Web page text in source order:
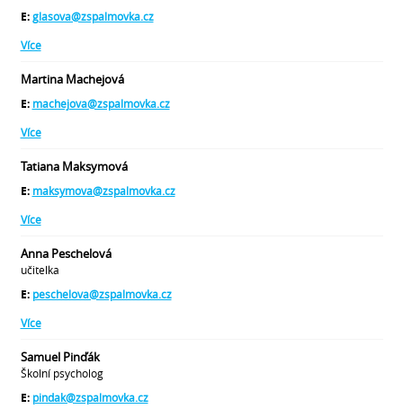
E:glasova@zspalmovka.cz
Více
Martina Machejová
E: machejova@zspalmovka.cz
Více
Tatiana Maksymová
E: maksymova@zspalmovka.cz
Více
Anna Peschelová
učitelka
E: peschelova@zspalmovka.cz
Více
Samuel Pinďák
Školní psycholog
E: pindak@zspalmovka.cz